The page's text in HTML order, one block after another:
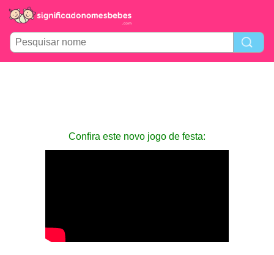
Confira este novo jogo de festa: